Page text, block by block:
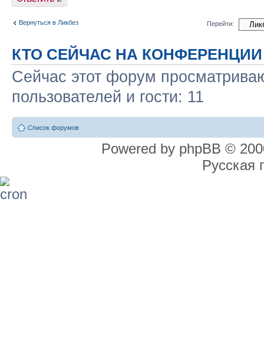
Вернуться в Ликбез Перейти:
КТО СЕЙЧАС НА КОНФЕРЕНЦИИ
Сейчас этот форум
пользователей и гости: 11
Список форумов
Powered by phpBB ©
Русская